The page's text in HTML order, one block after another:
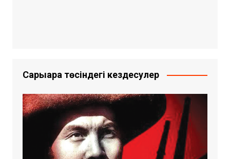
Сарыарқа төсіндегі кездесулер